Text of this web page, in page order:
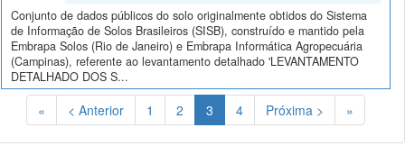
Conjunto de dados públicos do solo originalmente obtidos do Sistema
de Informação de Solos Brasileiros (SISB), construído e mantido pela
Embrapa Solos (Rio de Janeiro) e Embrapa Informática Agropecuária
(Campinas), referente ao levantamento detalhado 'LEVANTAMENTO
DETALHADO DOS S...
« < Anterior 1 2 3 (Atual)
4 Próxima > »